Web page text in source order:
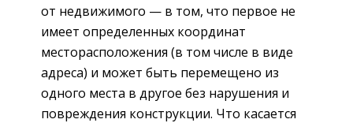
от недвижимого — в том, что первое не
имеет определенных координат
месторасположения (в том числе в виде
адреса) и может быть перемещено из
одного места в другое без нарушения и
повреждения конструкции. Что касается